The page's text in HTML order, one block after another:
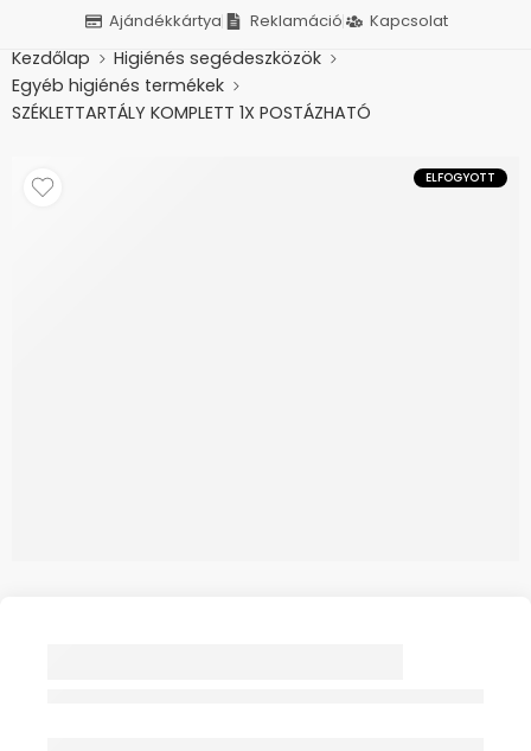
Ajándékkártya Reklamáció Kapcsolat
Kezdőlap
Higiénés segédeszközök
Egyéb higiénés termékek
SZÉKLETTARTÁLY KOMPLETT 1X POSTÁZHATÓ
ELFOGYOTT